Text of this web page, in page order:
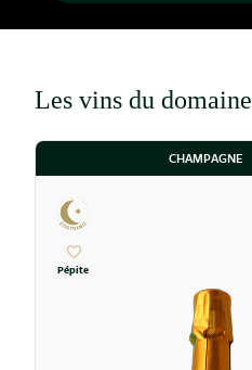
Les vins du domaine
CHAMPAGNE
Pépite